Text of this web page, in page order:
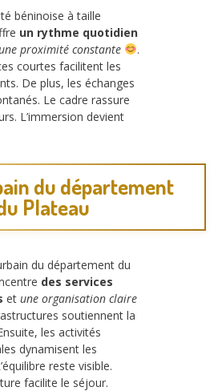
béninoise à taille
un rythme quotidien
proximité constante
.
courtes facilitent les
De plus, les échanges
Le cadre rassure
L’immersion devient
du département
Plateau
du département du
des services
et une organisation claire
soutiennent la
les activités
dynamisent les
reste visible.
facilite le séjour.